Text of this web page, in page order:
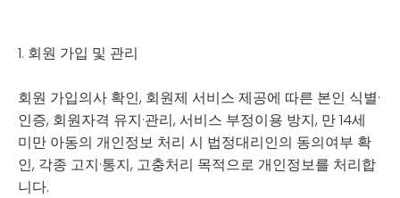
1. 회원 가입 및 관리
회원 가입의사 확인, 회원제 서비스 제공에 따른 본인 식별·
인증, 회원자격 유지·관리, 서비스 부정이용 방지, 만 14세
미만 아동의 개인정보 처리 시 법정대리인의 동의여부 확
인, 각종 고지·통지, 고충처리 목적으로 개인정보를 처리합
니다.